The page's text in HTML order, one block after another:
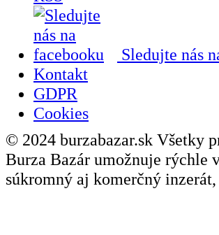
Sledujte nás
Kontakt
GDPR
Cookies
© 2024 burzabazar.sk Všetky
Burza Bazár umožnuje rýchle
súkromný aj komerčný